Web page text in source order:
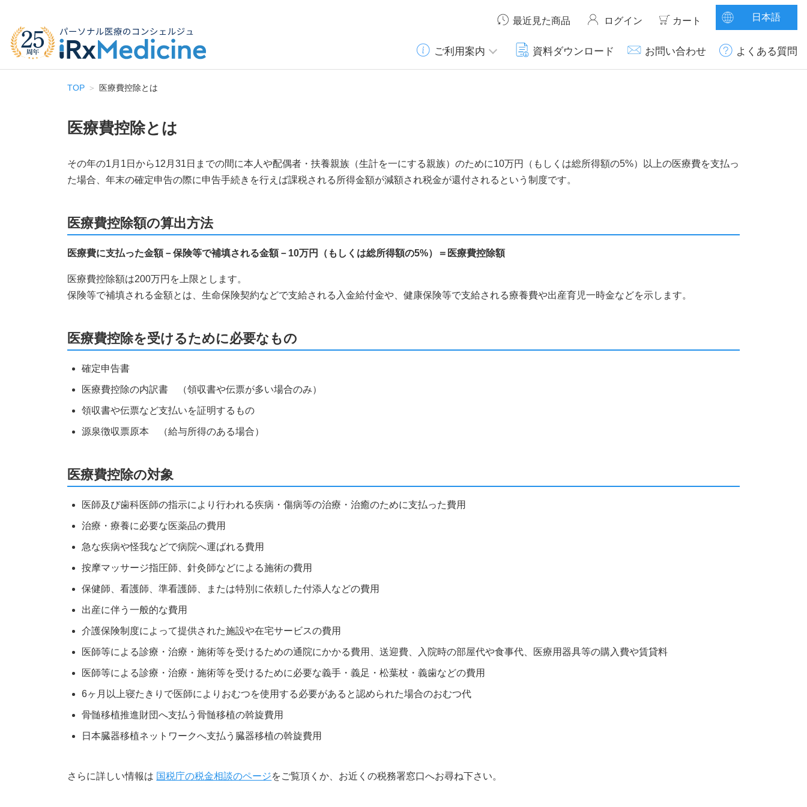
最近見た商品 ログイン カート 日本語
ご利用案内 資料ダウンロード お問い合わせ よくある質問
TOP 医療費控除とは
医療費控除とは
その年の1月1日から12月31日までの間に本人や配偶者・扶養親族（生計を一にする親族）のために10万円（もしくは総所得額の5%）以上の医療費を支払っ
た場合、年末の確定申告の際に申告手続きを行えば課税される所得金額が減額され税金が還付されるという制度です。
医療費控除額の算出方法
医療費に支払った金額－保険等で補填される金額－10万円（もしくは総所得額の5%）＝医療費控除額
医療費控除額は200万円を上限とします。
保険等で補填される金額とは、生命保険契約などで支給される入金給付金や、健康保険等で支給される療養費や出産育児一時金などを示します。
医療費控除を受けるために必要なもの
確定申告書
医療費控除の内訳書 （領収書や伝票が多い場合のみ）
領収書や伝票など支払いを証明するもの
源泉徴収票原本 （給与所得のある場合）
医療費控除の対象
医師及び歯科医師の指示により行われる疾病・傷病等の治療・治癒のために支払った費用
治療・療養に必要な医薬品の費用
急な疾病や怪我などで病院へ運ばれる費用
按摩マッサージ指圧師、針灸師などによる施術の費用
保健師、看護師、準看護師、または特別に依頼した付添人などの費用
出産に伴う一般的な費用
介護保険制度によって提供された施設や在宅サービスの費用
医師等による診療・治療・施術等を受けるための通院にかかる費用、送迎費、入院時の部屋代や食事代、医療用器具等の購入費や賃貸料
医師等による診療・治療・施術等を受けるために必要な義手・義足・松葉杖・義歯などの費用
6ヶ月以上寝たきりで医師によりおむつを使用する必要があると認められた場合のおむつ代
骨髄移植推進財団へ支払う骨髄移植の斡旋費用
日本臓器移植ネットワークへ支払う臓器移植の斡旋費用
さらに詳しい情報は 国税庁の税金相談のページをご覧頂くか、お近くの税務署窓口へお尋ね下さい。